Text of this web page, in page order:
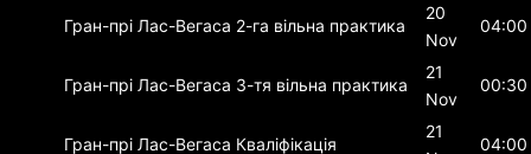
Гран-прі Лас-Вегаса 2-га вільна практика
20
Nov
04:00
Гран-прі Лас-Вегаса 3-тя вільна практика
21
Nov
00:30
Гран-прі Лас-Вегаса Кваліфікація
21
04:00